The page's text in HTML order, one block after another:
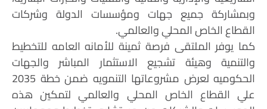
وبمشاركة جميع جهات ومؤسسات الدولة وشركات
القطاع الخاص المحلي والعالمي.
كما يوفر الملتقى فرصة ثمينة للأمانه العامه للتخطيط
والتنمية وهيئة تشجيع الاستثمار المباشر والجهات
الحكوميه لعرض مشروعاتها التنمويه ضمن خطة 2035
علي القطاع الخاص المحلي والعالمي لتمكين هذه